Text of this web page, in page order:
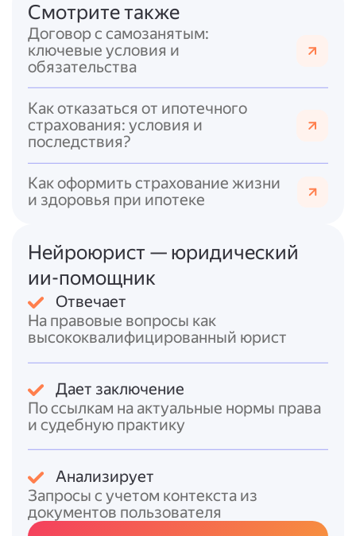
условия её расчёта.
Порядок погашения кредита
кредит погашается частями, в
договоре должны быть прописаны
либо правила их определения. Также
важно проверитьпорядок списания
платежей
соответствовать ст. 319 ГК РФ
(издержки, проценты, основной долг),
если иное прямо не предусмотрено
Процентная ставкаи условия её
пользование кредитом, возможность
одностороннего изменения ставки
банком, основания для такого
изменения.
Неустойка: размер штрафных санкций
за просрочку платежей. По закону он
ограничен: либо ключевой ставкой ЦБ
РФ, либо 0,06 % от просроченной
страхованию предмета ипотеки и иных
рисков (жизни, трудоспособности
заёмщика и т.?д.).
Смотрите также
Договор с самозанятым:
ключевые условия и
обязательства
Как отказаться от ипотечного
страхования: условия и
последствия?
Как оформить страхование жизни
и здоровья при ипотеке
Нейроюрист — юридический
ии-помощник
Отвечает
На правовые вопросы как
высококвалифицированный юрист
Дает заключение
По ссылкам на актуальные нормы права
и судебную практику
Анализирует
Запросы с учетом контекста из
документов пользователя